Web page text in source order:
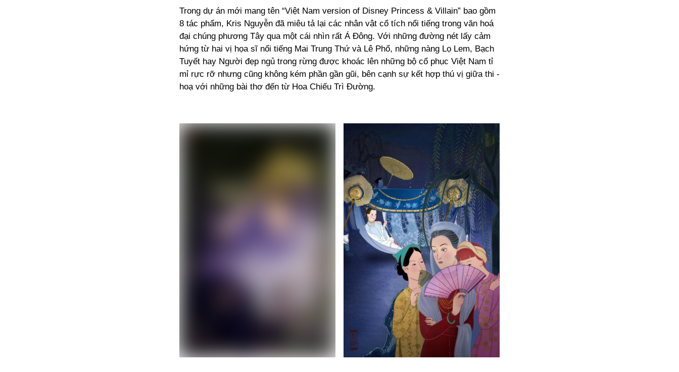
Trong dự án mới mang tên “Việt Nam version of Disney Princess & Villain” bao gồm
8 tác phẩm, Kris Nguyễn đã miêu tả lại các nhân vật cổ tích nổi tiếng trong văn hoá
đại chúng phương Tây qua một cái nhìn rất Á Đông. Với những đường nét lấy cảm
hứng từ hai vị họa sĩ nổi tiếng Mai Trung Thứ và Lê Phổ, những nàng Lọ Lem, Bạch
Tuyết hay Người đẹp ngủ trong rừng được khoác lên những bộ cổ phục Việt Nam tỉ
mỉ rực rỡ nhưng cũng không kém phần gần gũi, bên cạnh sự kết hợp thú vị giữa thi -
hoạ với những bài thơ đến từ Hoa Chiếu Trì Đường.